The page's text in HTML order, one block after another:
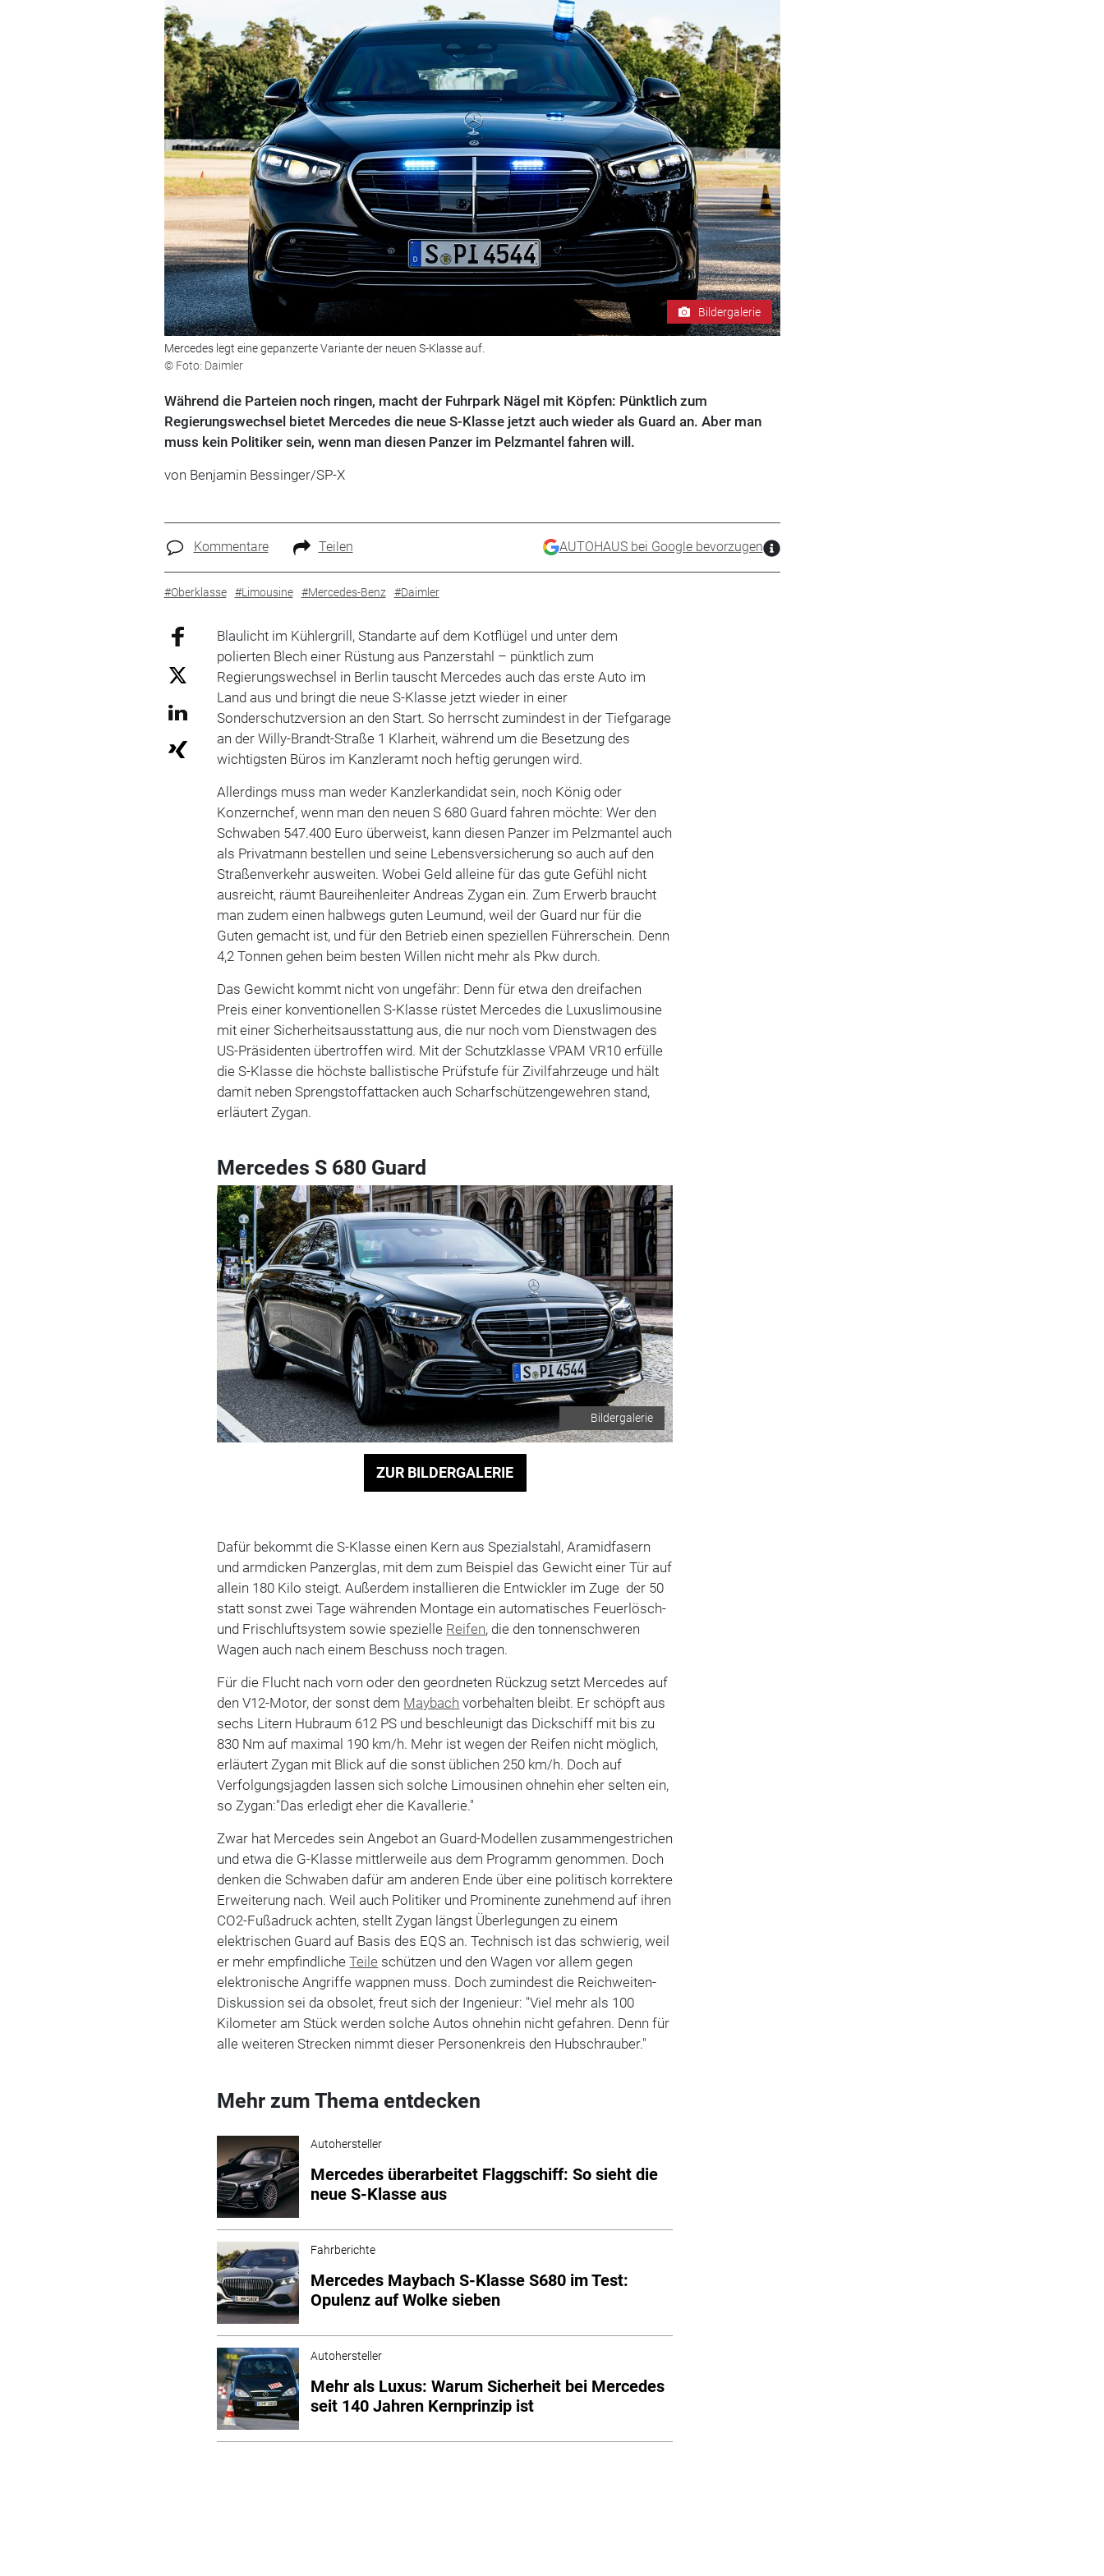
Bildergalerie
Mercedes legt eine gepanzerte Variante der neuen S-Klasse auf.
© Foto: Daimler
Während die Parteien noch ringen, macht der Fuhrpark Nägel mit Köpfen: Pünktlich zum
Regierungswechsel bietet Mercedes die neue S-Klasse jetzt auch wieder als Guard an. Aber man
muss kein Politiker sein, wenn man diesen Panzer im Pelzmantel fahren will.
von Benjamin Bessinger/SP-X
Kommentare Teilen AUTOHAUS bei Google bevorzugen
#Oberklasse #Limousine #Mercedes-Benz #Daimler
Blaulicht im Kühlergrill, Standarte auf dem Kotflügel und unter dem
polierten Blech einer Rüstung aus Panzerstahl – pünktlich zum
Regierungswechsel in Berlin tauscht Mercedes auch das erste Auto im
Land aus und bringt die neue S-Klasse jetzt wieder in einer
Sonderschutzversion an den Start. So herrscht zumindest in der Tiefgarage
an der Willy-Brandt-Straße 1 Klarheit, während um die Besetzung des
wichtigsten Büros im Kanzleramt noch heftig gerungen wird.
Allerdings muss man weder Kanzlerkandidat sein, noch König oder
Konzernchef, wenn man den neuen S 680 Guard fahren möchte: Wer den
Schwaben 547.400 Euro überweist, kann diesen Panzer im Pelzmantel auch
als Privatmann bestellen und seine Lebensversicherung so auch auf den
Straßenverkehr ausweiten. Wobei Geld alleine für das gute Gefühl nicht
ausreicht, räumt Baureihenleiter Andreas Zygan ein. Zum Erwerb braucht
man zudem einen halbwegs guten Leumund, weil der Guard nur für die
Guten gemacht ist, und für den Betrieb einen speziellen Führerschein. Denn
4,2 Tonnen gehen beim besten Willen nicht mehr als Pkw durch.
Das Gewicht kommt nicht von ungefähr: Denn für etwa den dreifachen
Preis einer konventionellen S-Klasse rüstet Mercedes die Luxuslimousine
mit einer Sicherheitsausstattung aus, die nur noch vom Dienstwagen des
US-Präsidenten übertroffen wird. Mit der Schutzklasse VPAM VR10 erfülle
die S-Klasse die höchste ballistische Prüfstufe für Zivilfahrzeuge und hält
damit neben Sprengstoffattacken auch Scharfschützengewehren stand,
erläutert Zygan.
Mercedes S 680 Guard
Bildergalerie
ZUR BILDERGALERIE
Dafür bekommt die S-Klasse einen Kern aus Spezialstahl, Aramidfasern
und armdicken Panzerglas, mit dem zum Beispiel das Gewicht einer Tür auf
allein 180 Kilo steigt. Außerdem installieren die Entwickler im Zuge der 50
statt sonst zwei Tage währenden Montage ein automatisches Feuerlösch-
und Frischluftsystem sowie spezielle Reifen, die den tonnenschweren
Wagen auch nach einem Beschuss noch tragen.
Für die Flucht nach vorn oder den geordneten Rückzug setzt Mercedes auf
den V12-Motor, der sonst dem Maybach vorbehalten bleibt. Er schöpft aus
sechs Litern Hubraum 612 PS und beschleunigt das Dickschiff mit bis zu
830 Nm auf maximal 190 km/h. Mehr ist wegen der Reifen nicht möglich,
erläutert Zygan mit Blick auf die sonst üblichen 250 km/h. Doch auf
Verfolgungsjagden lassen sich solche Limousinen ohnehin eher selten ein,
so Zygan:"Das erledigt eher die Kavallerie."
Zwar hat Mercedes sein Angebot an Guard-Modellen zusammengestrichen
und etwa die G-Klasse mittlerweile aus dem Programm genommen. Doch
denken die Schwaben dafür am anderen Ende über eine politisch korrektere
Erweiterung nach. Weil auch Politiker und Prominente zunehmend auf ihren
CO2-Fußadruck achten, stellt Zygan längst Überlegungen zu einem
elektrischen Guard auf Basis des EQS an. Technisch ist das schwierig, weil
er mehr empfindlicheTeile schützen und den Wagen vor allem gegen
elektronische Angriffe wappnen muss. Doch zumindest die Reichweiten-
Diskussion sei da obsolet, freut sich der Ingenieur: "Viel mehr als 100
Kilometer am Stück werden solche Autos ohnehin nicht gefahren. Denn für
alle weiteren Strecken nimmt dieser Personenkreis den Hubschrauber."
Mehr zum Thema entdecken
Autohersteller
Mercedes überarbeitet Flaggschiff: So sieht die
neue S-Klasse aus
Fahrberichte
Mercedes Maybach S-Klasse S680 im Test:
Opulenz auf Wolke sieben
Autohersteller
Mehr als Luxus: Warum Sicherheit bei Mercedes
seit 140 Jahren Kernprinzip ist